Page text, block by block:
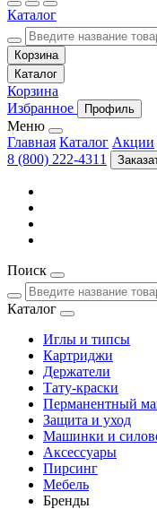
Каталог
Корзина
Каталог
Корзина
Избранное
Профиль
Меню
Главная Каталог Акции
8 (800) 222-4311
Поиск
Каталог
Иглы и типсы
Картриджи
Держатели
Тату-краски
Перманентный
Защита и уход
Машинки и
Аксессуары
Пирсинг
Мебель
Бренды